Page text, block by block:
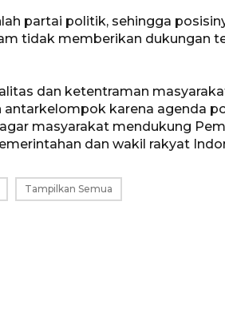
partai politik, sehingga
tidak memberikan dukungan
dan ketentraman
karena agenda
masyarakat mendukung
dan wakil rakyat
Tampilkan Semua